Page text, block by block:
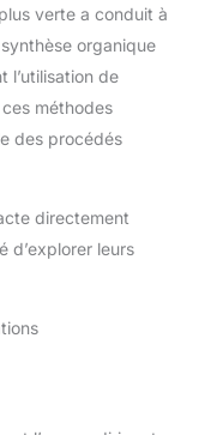
verte a conduit à
organique
l’utilisation de
méthodes
des procédés
directement
d’explorer leurs